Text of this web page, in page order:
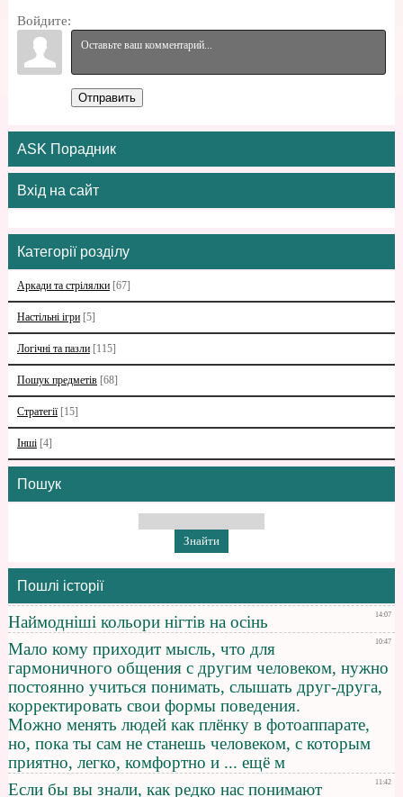
Войдите:
Отправить
ASK Порадник
Вхід на сайт
Категорії розділу
Аркади та стрілялки [67]
Настільні ігри [5]
Логічні та пазли [115]
Пошук предметів [68]
Стратегії [15]
Інші [4]
Пошук
Пошлі історії